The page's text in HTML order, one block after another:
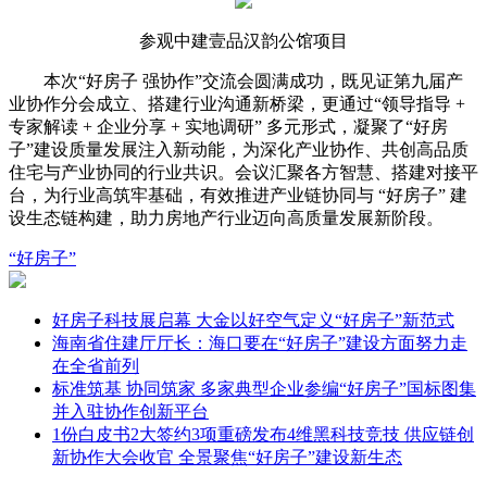
参观中建壹品汉韵公馆项目
本次“好房子 强协作”交流会圆满成功，既见证第九届产
业协作分会成立、搭建行业沟通新桥梁，更通过“领导指导 +
专家解读 + 企业分享 + 实地调研” 多元形式，凝聚了“好房
子”建设质量发展注入新动能，为深化产业协作、共创高品质
住宅与产业协同的行业共识。会议汇聚各方智慧、搭建对接平
台，为行业高筑牢基础，有效推进产业链协同与 “好房子” 建
设生态链构建，助力房地产行业迈向高质量发展新阶段。‌
“好房子”
好房子科技展启幕 大金以好空气定义“好房子”新范式
海南省住建厅厅长：海口要在“好房子”建设方面努力走
在全省前列
标准筑基 协同筑家 多家典型企业参编“好房子”国标图集
并入驻协作创新平台
1份白皮书2大签约3项重磅发布4维黑科技竞技 供应链创
新协作大会收官 全景聚焦“好房子”建设新生态